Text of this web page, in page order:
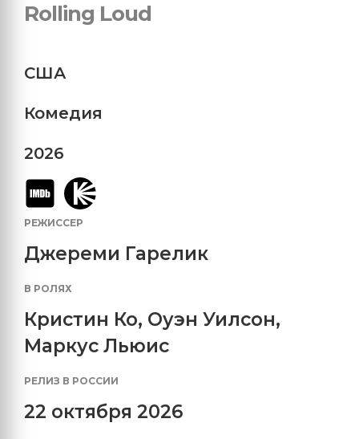
Rolling Loud
США
Комедия
2026
РЕЖИССЕР
Джереми Гарелик
В РОЛЯХ
Кристин Ко, Оуэн Уилсон,
Маркус Льюис
РЕЛИЗ В РОССИИ
22 октября 2026